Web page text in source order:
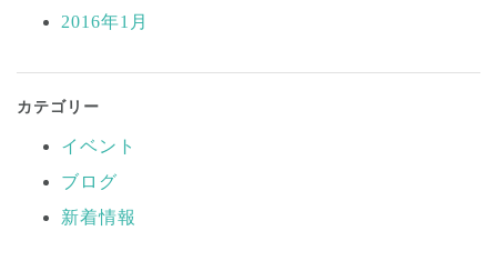
2016年1月
カテゴリー
イベント
ブログ
新着情報